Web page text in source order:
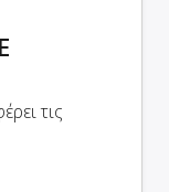
τις